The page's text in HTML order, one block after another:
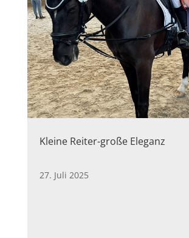
Kleine Reiter-große Eleganz
27. Juli 2025